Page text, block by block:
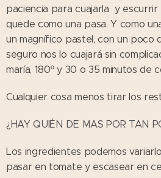
paciencia para cuajarla y
quede como una pasa. Y como
un magnífico pastel, con un poco
seguro nos lo cuajará sin
maría, 180º y 30 o 35 minutos de
Cualquier cosa menos tirar los
¿HAY QUIÉN DE MAS POR TAN
Los ingredientes podemos
pasar en tomate y escasear en